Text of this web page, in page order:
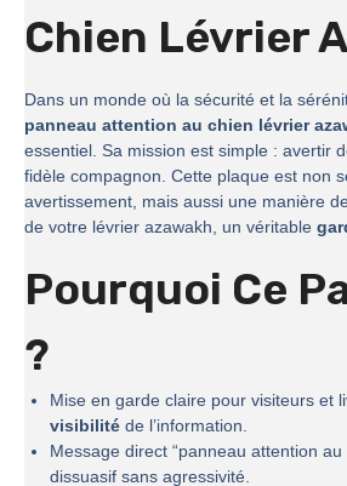
Chien Lévrier
Dans un monde où la sécurité et la
panneau attention au chien lévrier
essentiel. Sa mission est simple : avertir
fidèle compagnon. Cette plaque est non
avertissement, mais aussi une manière
de votre lévrier azawakh, un véritable
Pourquoi Ce
?
Mise en garde claire pour visiteurs et
visibilité de l’information.
Message direct “panneau attention au
dissuasif sans agressivité.